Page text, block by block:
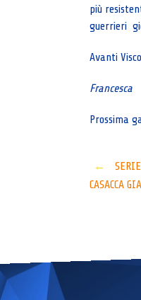
più
guerrieri
Avanti
Francesca
Prossima
Post
←
CASACCA